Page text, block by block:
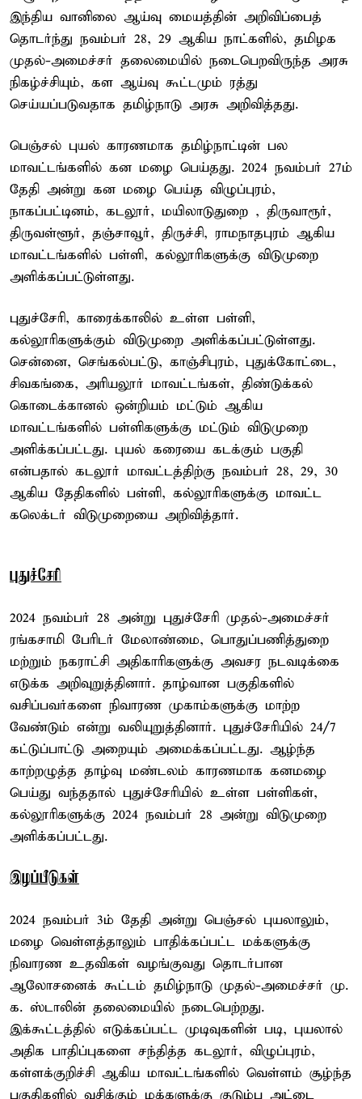
இந்திய வானிலை ஆய்வு மையத்தின் அறிவிப்பைத்
தொடர்ந்து நவம்பர் 28, 29 ஆகிய நாட்களில், தமிழக
முதல்-அமைச்சர் தலைமையில் நடைபெறவிருந்த அரசு
நிகழ்ச்சியும், கள ஆய்வு கூட்டமும் ரத்து
செய்யப்படுவதாக தமிழ்நாடு அரசு அறிவித்தது.
பெஞ்சல் புயல் காரணமாக தமிழ்நாட்டின் பல
மாவட்டங்களில் கன மழை பெய்தது. 2024 நவம்பர் 27ம்
தேதி அன்று கன மழை பெய்த விழுப்புரம்,
நாகப்பட்டினம், கடலூர், மயிலாடுதுறை , திருவாரூர்,
திருவள்ளூர், தஞ்சாவூர், திருச்சி, ராமநாதபுரம் ஆகிய
மாவட்டங்களில் பள்ளி, கல்லூரிகளுக்கு விடுமுறை
அளிக்கப்பட்டுள்ளது.
புதுச்சேரி, காரைக்காலில் உள்ள பள்ளி,
கல்லூரிகளுக்கும் விடுமுறை அளிக்கப்பட்டுள்ளது.
சென்னை, செங்கல்பட்டு, காஞ்சிபுரம், புதுக்கோட்டை,
சிவகங்கை, அரியலூர் மாவட்டங்கள், திண்டுக்கல்
கொடைக்கானல் ஒன்றியம் மட்டும் ஆகிய
மாவட்டங்களில் பள்ளிகளுக்கு மட்டும் விடுமுறை
அளிக்கப்பட்டது. புயல் கரையை கடக்கும் பகுதி
என்பதால் கடலூர் மாவட்டத்திற்கு நவம்பர் 28, 29, 30
ஆகிய தேதிகளில் பள்ளி, கல்லூரிகளுக்கு மாவட்ட
கலெக்டர் விடுமுறையை அறிவித்தார்.
புதுச்சேரி
2024 நவம்பர் 28 அன்று புதுச்சேரி முதல்-அமைச்சர்
ரங்கசாமி பேரிடர் மேலாண்மை, பொதுப்பணித்துறை
மற்றும் நகராட்சி அதிகாரிகளுக்கு அவசர நடவடிக்கை
எடுக்க அறிவுறுத்தினார். தாழ்வான பகுதிகளில்
வசிப்பவர்களை நிவாரண முகாம்களுக்கு மாற்ற
வேண்டும் என்று வலியுறுத்தினார். புதுச்சேரியில் 24/7
கட்டுப்பாட்டு அறையும் அமைக்கப்பட்டது. ஆழ்ந்த
காற்றழுத்த தாழ்வு மண்டலம் காரணமாக கனமழை
பெய்து வந்ததால் புதுச்சேரியில் உள்ள பள்ளிகள்,
கல்லூரிகளுக்கு 2024 நவம்பர் 28 அன்று விடுமுறை
அளிக்கப்பட்டது.
இழப்பீடுகள்
2024 நவம்பர் 3ம் தேதி அன்று பெஞ்சல் புயலாலும்,
மழை வெள்ளத்தாலும் பாதிக்கப்பட்ட மக்களுக்கு
நிவாரண உதவிகள் வழங்குவது தொடர்பான
ஆலோசனைக் கூட்டம் தமிழ்நாடு முதல்-அமைச்சர் மு.
க. ஸ்டாலின் தலைமையில் நடைபெற்றது.
இக்கூட்டத்தில் எடுக்கப்பட்ட முடிவுகளின் படி, புயலால்
அதிக பாதிப்புகளை சந்தித்த கடலூர், விழுப்புரம்,
கள்ளக்குறிச்சி ஆகிய மாவட்டங்களில் வெள்ளம் சூழ்ந்த
பகுதிகளில் வசிக்கும் மக்களுக்கு குடும்ப அட்டை